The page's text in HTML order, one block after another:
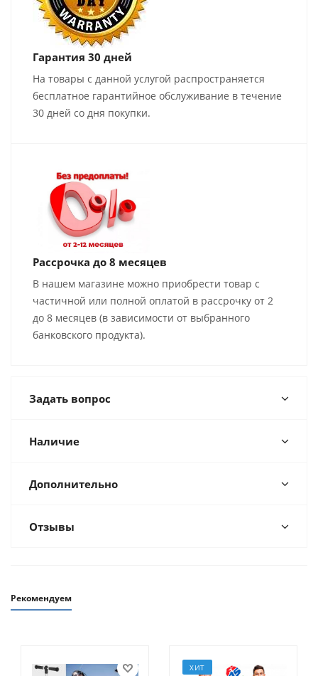
Гарантия 30 дней
На товары с данной услугой распространяется
бесплатное гарантийное обслуживание в течение
30 дней со дня покупки.
Рассрочка до 8 месяцев
В нашем магазине можно приобрести товар с
частичной или полной оплатой в рассрочку от 2
до 8 месяцев (в зависимости от выбранного
банковского продукта).
Задать вопрос
Наличие
Дополнительно
Отзывы
Рекомендуем
ХИТ